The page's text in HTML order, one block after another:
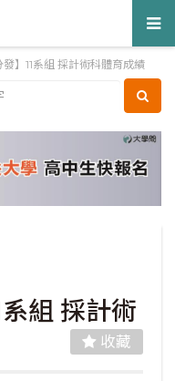
發】11系組 採計術科體育成績
系組 採計術
收藏